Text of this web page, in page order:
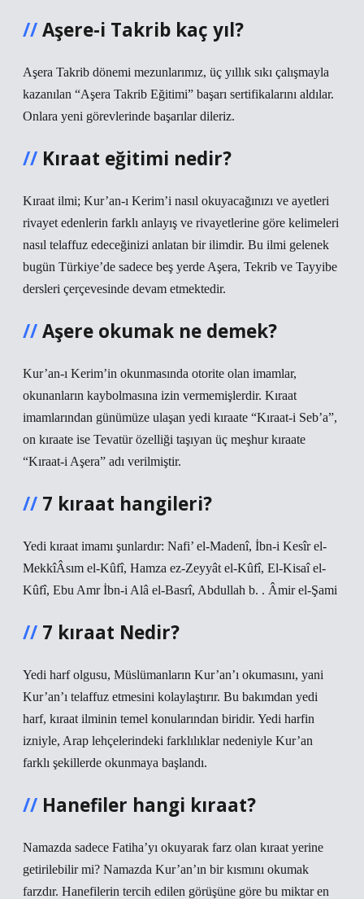
Aşere-i Takrib kaç yıl?
Aşera Takrib dönemi mezunlarımız, üç yıllık sıkı çalışmayla
kazanılan “Aşera Takrib Eğitimi” başarı sertifikalarını aldılar.
Onlara yeni görevlerinde başarılar dileriz.
Kıraat eğitimi nedir?
Kıraat ilmi; Kur’an-ı Kerim’i nasıl okuyacağınızı ve ayetleri
rivayet edenlerin farklı anlayış ve rivayetlerine göre kelimeleri
nasıl telaffuz edeceğinizi anlatan bir ilimdir. Bu ilmi gelenek
bugün Türkiye’de sadece beş yerde Aşera, Tekrib ve Tayyibe
dersleri çerçevesinde devam etmektedir.
Aşere okumak ne demek?
Kur’an-ı Kerim’in okunmasında otorite olan imamlar,
okunanların kaybolmasına izin vermemişlerdir. Kıraat
imamlarından günümüze ulaşan yedi kıraate “Kıraat-i Seb’a”,
on kıraate ise Tevatür özelliği taşıyan üç meşhur kıraate
“Kıraat-i Aşera” adı verilmiştir.
7 kıraat hangileri?
Yedi kıraat imamı şunlardır: Nafi’ el-Madenî, İbn-i Kesîr el-
MekkîÂsım el-Kûfî, Hamza ez-Zeyyât el-Kûfî, El-Kisaî el-
Kûfî, Ebu Amr İbn-i Alâ el-Basrî, Abdullah b. . Âmir el-Şami
7 kıraat Nedir?
Yedi harf olgusu, Müslümanların Kur’an’ı okumasını, yani
Kur’an’ı telaffuz etmesini kolaylaştırır. Bu bakımdan yedi
harf, kıraat ilminin temel konularından biridir. Yedi harfin
izniyle, Arap lehçelerindeki farklılıklar nedeniyle Kur’an
farklı şekillerde okunmaya başlandı.
Hanefiler hangi kıraat?
Namazda sadece Fatiha’yı okuyarak farz olan kıraat yerine
getirilebilir mi? Namazda Kur’an’ın bir kısmını okumak
farzdır. Hanefilerin tercih edilen görüşüne göre bu miktar en